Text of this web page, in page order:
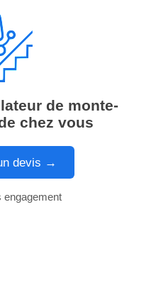
de monte-
chez vous
devis →
engagement